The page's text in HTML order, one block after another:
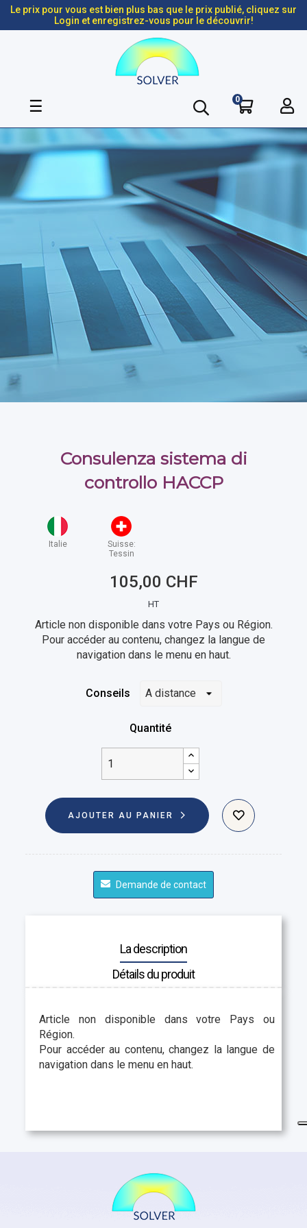
Le prix pour vous est bien plus bas que le prix publié, cliquez sur
Login et enregistrez-vous pour le découvrir!
Basculer
navigation
☰ 0
Consulenza sistema di
controllo HACCP
Italie
Suisse:
Tessin
105,00 CHF
HT
Article non disponible dans votre Pays ou Région.
Pour accéder au contenu, changez la langue de
navigation dans le menu en haut.
Conseils
Quantité
AJOUTER AU PANIER
Demande de contact
La description
Détails du produit
Article non disponible dans votre Pays ou
Région.
Pour accéder au contenu, changez la langue de
navigation dans le menu en haut.